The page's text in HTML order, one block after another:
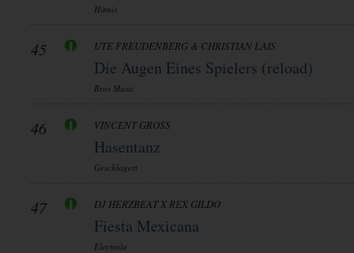
Hitmix
45 UTE FREUDENBERG & CHRISTIAN LAIS
Die Augen Eines Spielers (reload)
Bros Music
46 VINCENT GROSS
Hasentanz
Geschlagert
47 DJ HERZBEAT X REX GILDO
Fiesta Mexicana
Electrola